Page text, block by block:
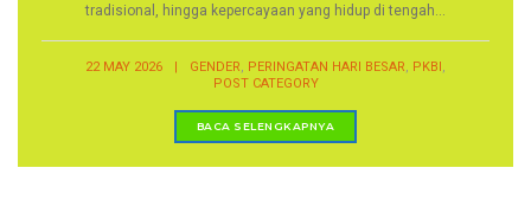
tradisional, hingga kepercayaan yang hidup di tengah...
22 MAY 2026 | GENDER, PERINGATAN HARI BESAR, PKBI,
POST CATEGORY
BACA SELENGKAPNYA